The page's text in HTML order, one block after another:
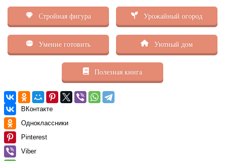
Стройная фигура Урожайный огород
Умение готовить Уютный дом
Полезная книга
ВКонтакте
Одноклассники
Pinterest
Viber